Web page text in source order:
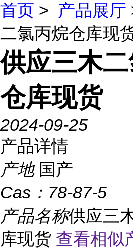
首页 > 产品展厅
二氯丙烷仓库现
供应三木
仓库现货
2024-09-25
产品详情
产地 国产
Cas： 78-87-5
产品名称供应三
库现货 查看相似